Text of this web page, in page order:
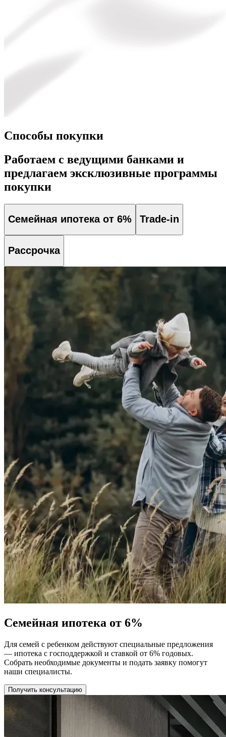
Способы покупки
Работаем с ведущими банками и
предлагаем эксклюзивные программы
покупки
Семейная ипотека от 6% Trade-in
Рассрочка
Семейная ипотека от 6%
Для семей с ребенком действуют специальные предложения
— ипотека с господдержкой и ставкой от 6% годовых.
Собрать необходимые документы и подать заявку помогут
наши специалисты.
Получить консультацию